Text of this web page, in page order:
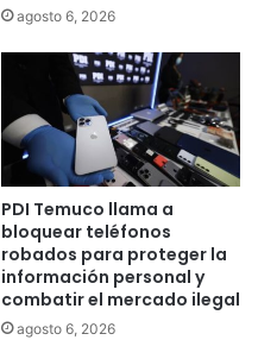
agosto 6, 2026
PDI Temuco llama a
bloquear teléfonos
robados para proteger la
información personal y
combatir el mercado ilegal
agosto 6, 2026